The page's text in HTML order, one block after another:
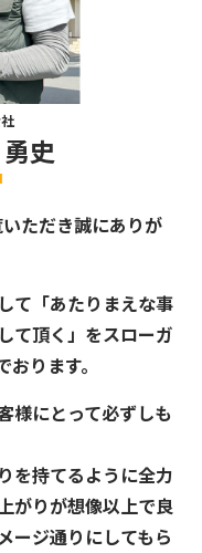
史
ただき誠にありが
て「あたりまえな事
て頂く」をスローガ
ります。
様にとって必ずしも
を持てるように全力
がりが想像以上で良
ージ通りにしてもら